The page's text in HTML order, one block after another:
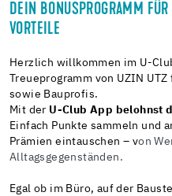
DEIN BONUSPROGRAMM
VORTEILE
Herzlich willkommen im U-
Treueprogramm von UZIN
sowie Bauprofis.
Mit der U-Club App belohnst
Einfach Punkte sammeln und
Prämien eintauschen – von
Alltagsgegenständen.
Egal ob im Büro, auf der